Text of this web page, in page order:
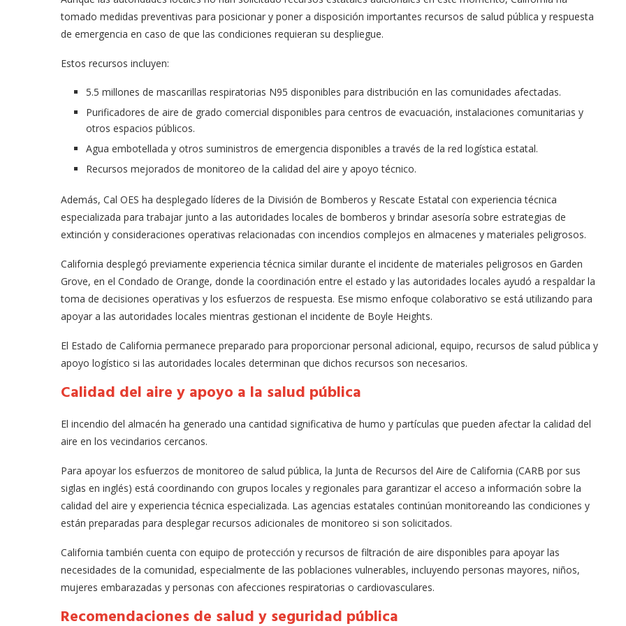
tomado medidas preventivas para posicionar y poner a disposición importantes recursos de salud pública y respuesta
de emergencia en caso de que las condiciones requieran su despliegue.
Estos recursos incluyen:
5.5 millones de mascarillas respiratorias N95 disponibles para distribución en las comunidades afectadas.
Purificadores de aire de grado comercial disponibles para centros de evacuación, instalaciones comunitarias y
otros espacios públicos.
Agua embotellada y otros suministros de emergencia disponibles a través de la red logística estatal.
Recursos mejorados de monitoreo de la calidad del aire y apoyo técnico.
Además, Cal OES ha desplegado líderes de la División de Bomberos y Rescate Estatal con experiencia técnica
especializada para trabajar junto a las autoridades locales de bomberos y brindar asesoría sobre estrategias de
extinción y consideraciones operativas relacionadas con incendios complejos en almacenes y materiales peligrosos.
California desplegó previamente experiencia técnica similar durante el incidente de materiales peligrosos en Garden
Grove, en el Condado de Orange, donde la coordinación entre el estado y las autoridades locales ayudó a respaldar la
toma de decisiones operativas y los esfuerzos de respuesta. Ese mismo enfoque colaborativo se está utilizando para
apoyar a las autoridades locales mientras gestionan el incidente de Boyle Heights.
El Estado de California permanece preparado para proporcionar personal adicional, equipo, recursos de salud pública y
apoyo logístico si las autoridades locales determinan que dichos recursos son necesarios.
Calidad del aire y apoyo a la salud pública
El incendio del almacén ha generado una cantidad significativa de humo y partículas que pueden afectar la calidad del
aire en los vecindarios cercanos.
Para apoyar los esfuerzos de monitoreo de salud pública, la Junta de Recursos del Aire de California (CARB por sus
siglas en inglés) está coordinando con grupos locales y regionales para garantizar el acceso a información sobre la
calidad del aire y experiencia técnica especializada. Las agencias estatales continúan monitoreando las condiciones y
están preparadas para desplegar recursos adicionales de monitoreo si son solicitados.
California también cuenta con equipo de protección y recursos de filtración de aire disponibles para apoyar las
necesidades de la comunidad, especialmente de las poblaciones vulnerables, incluyendo personas mayores, niños,
mujeres embarazadas y personas con afecciones respiratorias o cardiovasculares.
Recomendaciones de salud y seguridad pública
‘Casi...
CDC claims...
03/18/2026
Tu voz importa ¡Sal a votar!